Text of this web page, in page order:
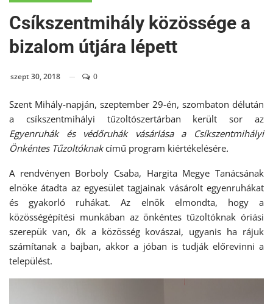
Csíkszentmihály közössége a
bizalom útjára lépett
szept 30, 2018 0
Szent Mihály-napján, szeptember 29-én, szombaton délután
a csíkszentmihályi tűzoltószertárban került sor az
Egyenruhák és védőruhák vásárlása a Csíkszentmihályi
Önkéntes Tűzoltóknakcímű program kiértékelésére.
A rendvényen Borboly Csaba, Hargita Megye Tanácsának
elnöke átadta az egyesület tagjainak vásárolt egyenruhákat
és gyakorló ruhákat. Az elnök elmondta, hogy a
közösségépítési munkában az önkéntes tűzoltóknak óriási
szerepük van, ők a közösség kovászai, ugyanis ha rájuk
számítanak a bajban, akkor a jóban is tudják előrevinni a
települést.